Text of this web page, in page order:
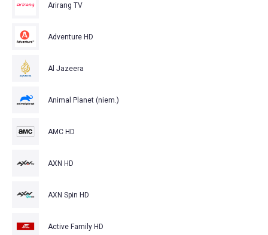
Arirang TV
Adventure HD
Al Jazeera
Animal Planet (niem.)
AMC HD
AXN HD
AXN Spin HD
Active Family HD